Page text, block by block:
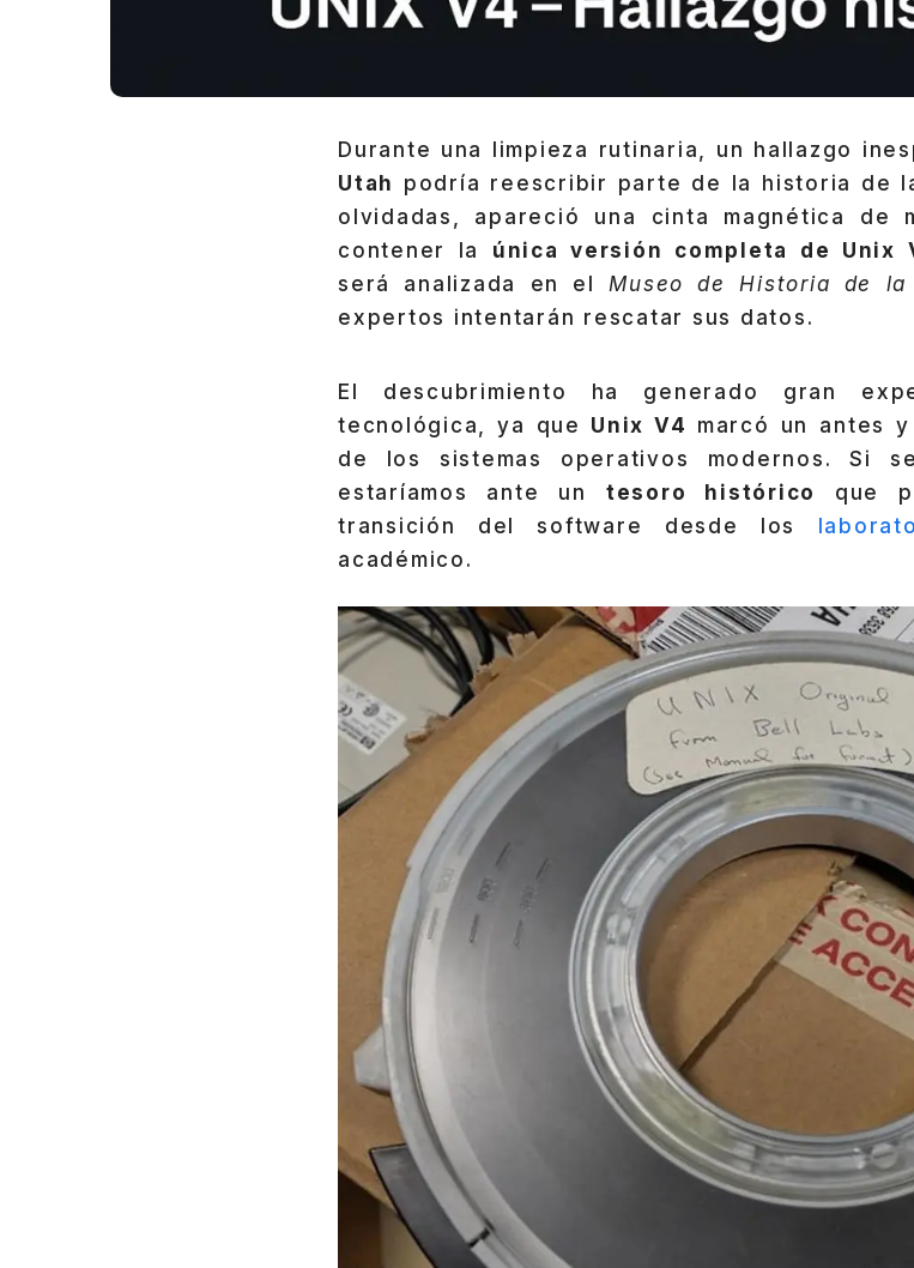
Durante una limpieza rutinaria, un hallazgo
Utah podría reescribir parte de la historia de
olvidadas, apareció una cinta magnética de
contener la única versión completa de Unix
será analizada en elMuseo de Historia de la
expertos intentarán rescatar sus datos.
El descubrimiento ha generado gran
tecnológica, ya que Unix V4 marcó un antes
de los sistemas operativos modernos. Si
estaríamos ante un tesoro histórico
que
transición del software desde los
académico.